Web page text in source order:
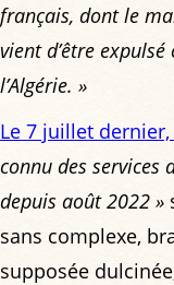
français, dont le
vient d’être
l’Algérie. »
Le 7 juillet
connu des services
depuis août 2022 »
sans complexe,
supposée